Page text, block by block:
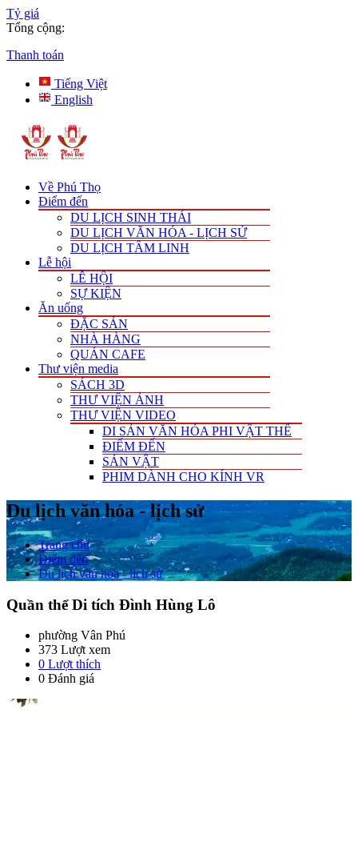
Tỷ giá
Tổng cộng:
Thanh toán
Tiếng Việt
English
Về Phú Thọ
Điểm đến
DU LỊCH SINH THÁI
DU LỊCH VĂN HÓA - LỊCH SỬ
DU LỊCH TÂM LINH
Lễ hội
LỄ HỘI
SỰ KIỆN
Ăn uống
ĐẶC SẢN
NHÀ HÀNG
QUÁN CAFE
Thư viện media
SÁCH 3D
THƯ VIỆN ẢNH
THƯ VIỆN VIDEO
DI SẢN VĂN HÓA PHI VẬT THỂ
ĐIỂM ĐẾN
SẢN VẬT
PHIM DÀNH CHO KÍNH VR
Du lịch văn hóa - lịch sử
Trang chủ
Điểm đến
Du lịch văn hóa - lịch sử
Quần thể Di tích Đình Hùng Lô
phường Vân Phú
373 Lượt xem
0 Lượt thích
0 Đánh giá